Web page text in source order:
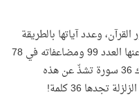
وعدد آياتها بالطريقة
التي اتبعناها في النماذج السابقة يتجلّى عنها العدد 99 ومضاعفاته في 78
سورة من سور القرآن، وهذا يعني أن هناك 36 سورة تشذّ عن هذه
تجدها 36 كلمة!